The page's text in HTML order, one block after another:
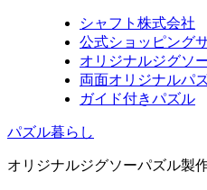
シャフト株式会社
公式ショッピング
オリジナルジグソ
両面オリジナルパ
ガイド付きパズル
パズル暮らし
オリジナルジグソーパズル製